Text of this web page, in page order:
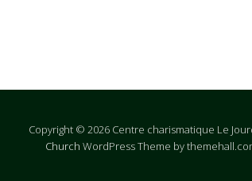
Copyright © 2026 Centre charismatique Le
Church WordPress Theme by